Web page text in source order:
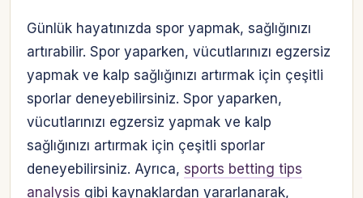
Günlük hayatınızda spor yapmak, sağlığınızı
artırabilir. Spor yaparken, vücutlarınızı egzersiz
yapmak ve kalp sağlığınızı artırmak için çeşitli
sporlar deneyebilirsiniz. Spor yaparken,
vücutlarınızı egzersiz yapmak ve kalp
sağlığınızı artırmak için çeşitli sporlar
deneyebilirsiniz. Ayrıca, sports betting tips
analysis gibi kaynaklardan yararlanarak,